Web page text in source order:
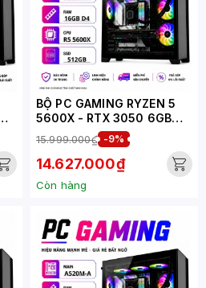
BỘ PC GAMING RYZEN 5
5600X - RTX 3050 6GB
(XUEPC203-G)
15.999.000₫ -9%
14.627.000₫
Còn hàng